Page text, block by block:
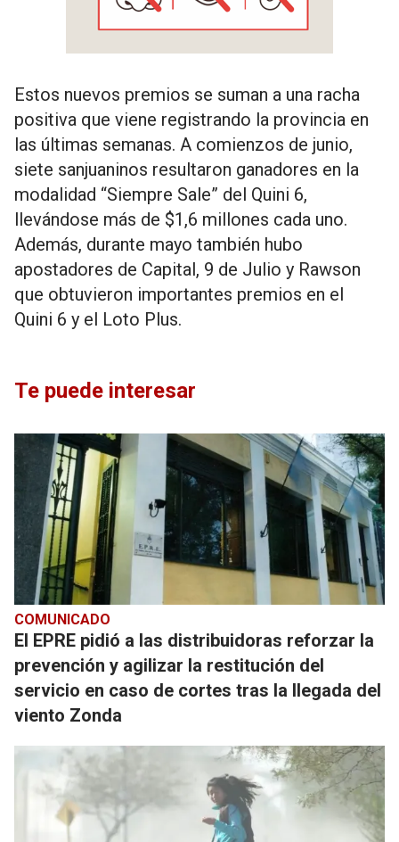
Estos nuevos premios se suman a una racha
positiva que viene registrando la provincia en
las últimas semanas. A comienzos de junio,
siete sanjuaninos resultaron ganadores en la
modalidad “Siempre Sale” del Quini 6,
llevándose más de $1,6 millones cada uno.
Además, durante mayo también hubo
apostadores de Capital, 9 de Julio y Rawson
que obtuvieron importantes premios en el
Quini 6 y el Loto Plus.
Te puede interesar
COMUNICADO
El EPRE pidió a las distribuidoras reforzar la
prevención y agilizar la restitución del
servicio en caso de cortes tras la llegada del
viento Zonda